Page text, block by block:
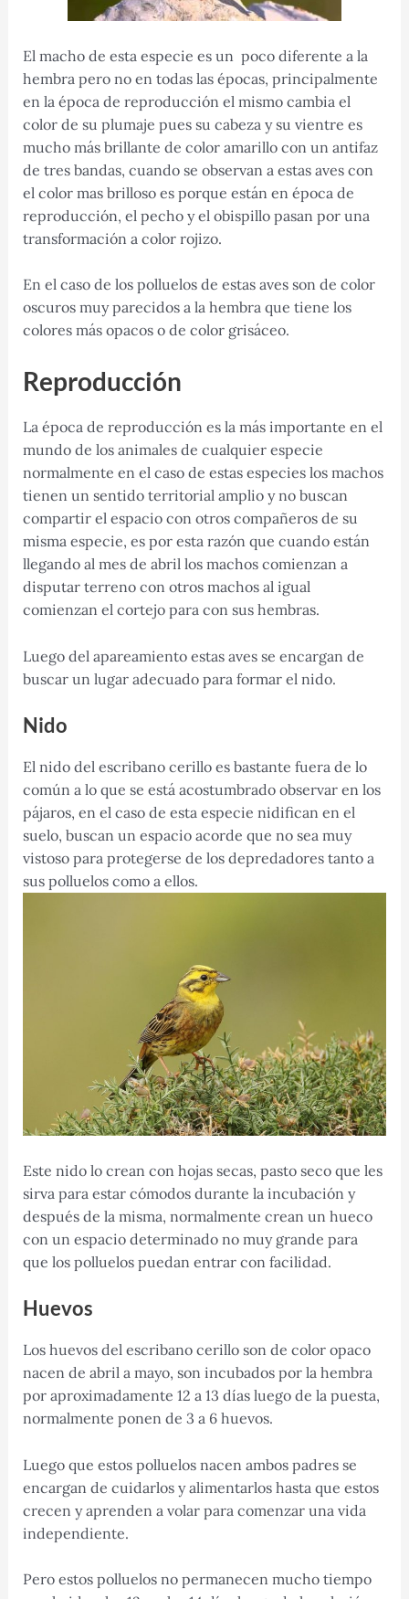
El macho de esta especie es un poco diferente a la
hembra pero no en todas las épocas, principalmente
en la época de reproducción el mismo cambia el
color de su plumaje pues su cabeza y su vientre es
mucho más brillante de color amarillo con un antifaz
de tres bandas, cuando se observan a estas aves con
el color mas brilloso es porque están en época de
reproducción, el pecho y el obispillo pasan por una
transformación a color rojizo.
En el caso de los polluelos de estas aves son de color
oscuros muy parecidos a la hembra que tiene los
colores más opacos o de color grisáceo.
Reproducción
La época de reproducción es la más importante en el
mundo de los animales de cualquier especie
normalmente en el caso de estas especies los machos
tienen un sentido territorial amplio y no buscan
compartir el espacio con otros compañeros de su
misma especie, es por esta razón que cuando están
llegando al mes de abril los machos comienzan a
disputar terreno con otros machos al igual
comienzan el cortejo para con sus hembras.
Luego del apareamiento estas aves se encargan de
buscar un lugar adecuado para formar el nido.
Nido
El nido del escribano cerillo es bastante fuera de lo
común a lo que se está acostumbrado observar en los
pájaros, en el caso de esta especie nidifican en el
suelo, buscan un espacio acorde que no sea muy
vistoso para protegerse de los depredadores tanto a
sus polluelos como a ellos.
Este nido lo crean con hojas secas, pasto seco que les
sirva para estar cómodos durante la incubación y
después de la misma, normalmente crean un hueco
con un espacio determinado no muy grande para
que los polluelos puedan entrar con facilidad.
Huevos
Los huevos del escribano cerillo son de color opaco
nacen de abril a mayo, son incubados por la hembra
por aproximadamente 12 a 13 días luego de la puesta,
normalmente ponen de 3 a 6 huevos.
Luego que estos polluelos nacen ambos padres se
encargan de cuidarlos y alimentarlos hasta que estos
crecen y aprenden a volar para comenzar una vida
independiente.
Pero estos polluelos no permanecen mucho tiempo